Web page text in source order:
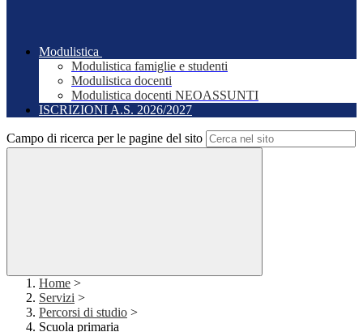
Modulistica
Modulistica famiglie e studenti
Modulistica docenti
Modulistica docenti NEOASSUNTI
ISCRIZIONI A.S. 2026/2027
Campo di ricerca per le pagine del sito
Home >
Servizi >
Percorsi di studio >
Scuola primaria